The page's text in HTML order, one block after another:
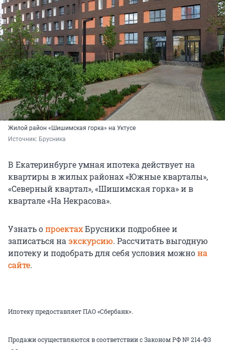
Жилой район «Шишимская горка» на Уктусе
Источник: Брусника
В Екатеринбурге умная ипотека действует на
квартиры в жилых районах «Южные кварталы»,
«Северный квартал», «Шишимская горка» и в
квартале «На Некрасова».
Узнать опроектахБрусники подробнее и
записаться наэкскурсию. Рассчитать выгодную
ипотеку и подобрать для себя условия можнона
сайте.
Ипотеку предоставляет ПАО «Сбербанк».
Продажи осуществляются в соответствии с Законом РФ № 214-ФЗ